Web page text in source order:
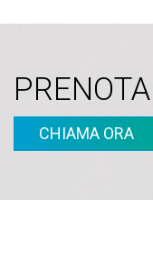
CHIAMA ORA